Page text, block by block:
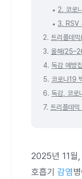
2. 코로
3. RSV
2. 트리플데
3. 올해
4. 독감 예방
5. 코로나19
6. 독감, 코로
7. 트리플데
2025년 11월
호흡기 감염